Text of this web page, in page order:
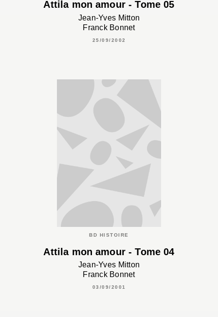
Attila mon amour - Tome 05
Jean-Yves Mitton
Franck Bonnet
25/09/2002
BD HISTOIRE
Attila mon amour - Tome 04
Jean-Yves Mitton
Franck Bonnet
03/09/2001